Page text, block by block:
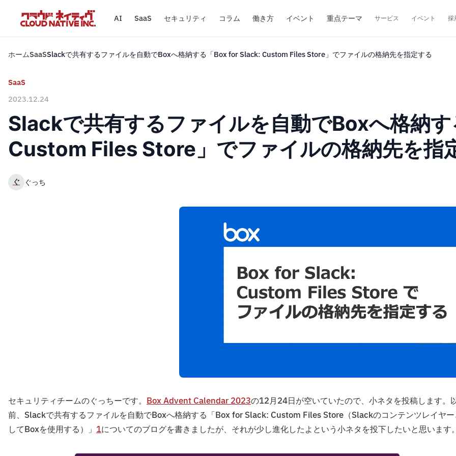
AI SaaS セキュリティ コラム 働き方 イベント 重点テーマ サービス イベント 採
ホームSaaSSlackで共有するファイルを自動でBoxへ格納する「Box for Slack: Custom Files Store」でファイルの格納先を指定する
SaaS
2023.12.24
Slackで共有するファイルを自動でBoxへ格納
Custom Files Store」でファイルの格納先を指
ぐ ぐっち
セキュリティチームのぐっちーです。 Box Advent Calendar 2023の12月24日が空いていたので、小ネタを投稿します。
前、Slackで共有するファイルを自動でBoxへ格納する「Box for Slack: Custom Files Store（Slackのコンテンツレイヤー
してBoxを使用する）」 1についてのブログを書きましたが、それが少し進化したよという小ネタを投下したいと思います。